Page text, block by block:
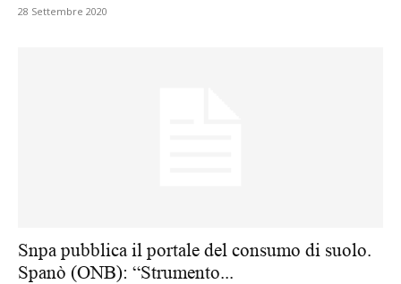
28 Settembre 2020
Snpa pubblica il portale del consumo di suolo.
Spanò (ONB): “Strumento...